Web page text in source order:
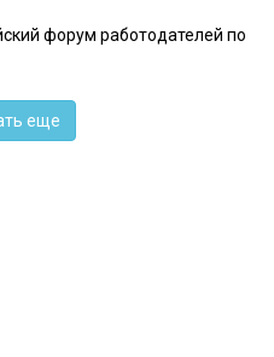
форум работодателей по
еще